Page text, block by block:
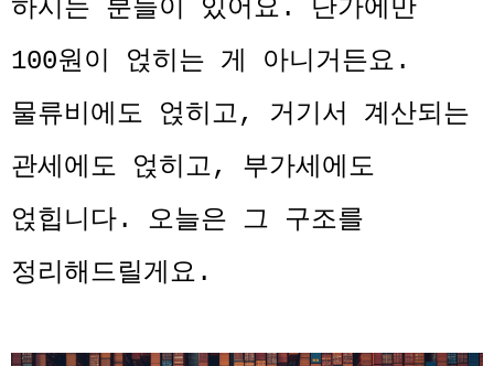
하시는 분들이 있어요. 단가에만
100원이 얹히는 게 아니거든요.
물류비에도 얹히고, 거기서 계산되는
관세에도 얹히고, 부가세에도
얹힙니다. 오늘은 그 구조를
정리해드릴게요.